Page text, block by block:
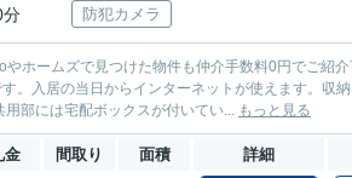
分
防犯カメラ
ホームズで見つけた物件も仲介手数料0円でご紹
。入居の当日からインターネットが使えます。収
部には宅配ボックスが付いてい... もっと見る
金 間取り 面積 詳細